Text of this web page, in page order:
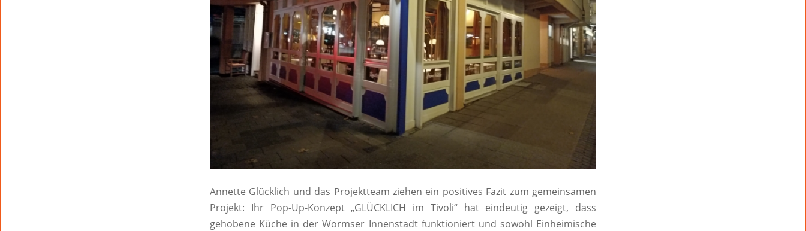
Annette Glücklich und das Projektteam ziehen ein positives Fazit zum gemeinsamen
Projekt: Ihr Pop-Up-Konzept „GLÜCKLICH im Tivoli“ hat eindeutig gezeigt, dass
gehobene Küche in der Wormser Innenstadt funktioniert und sowohl Einheimische